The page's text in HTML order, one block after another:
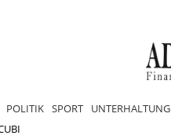
POLITIK SPORT UNTERHALTUNG